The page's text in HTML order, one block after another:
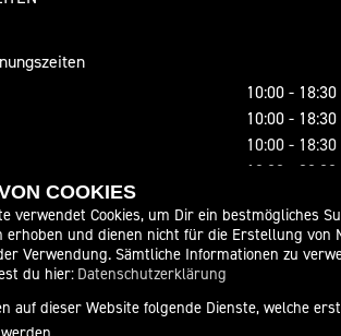
10:00 - 18:30
10:00 - 18:30
10:00 - 18:30
10:00 - 20:00
10:00 - 14:00
geschlossen
in 09481 Scheibenberg, Silberstraße 36/38
hat folgende Öffnungszeiten:
COOKIES
verwendet Cookies, um Dir ein bestmögliches
erhoben und dienen nicht für die Erstellung von
Verwendung. Sämtliche Informationen zu
du hier: Datenschutzerklärung
auf dieser Website folgende Dienste, welche